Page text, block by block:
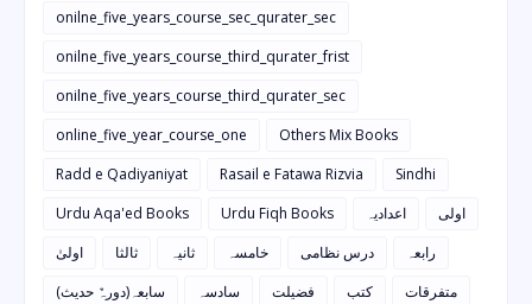
onilne_five_years_course_sec_qurater_sec
onilne_five_years_course_third_qurater_frist
onilne_five_years_course_third_qurater_sec
online_five_year_course_one
Others Mix Books
Radd e Qadiyaniyat
Rasail e Fatawa Rizvia
Sindhi
Urdu Aqa'ed Books
Urdu Fiqh Books اعدادیہ
اولی
اولیٰ
ثالثا ثانیہ خامسہ درس نظامی
رابعہ
سابعہ(دورہٌ حدیث)
سادسہ فضیلت کتب
متفرقات